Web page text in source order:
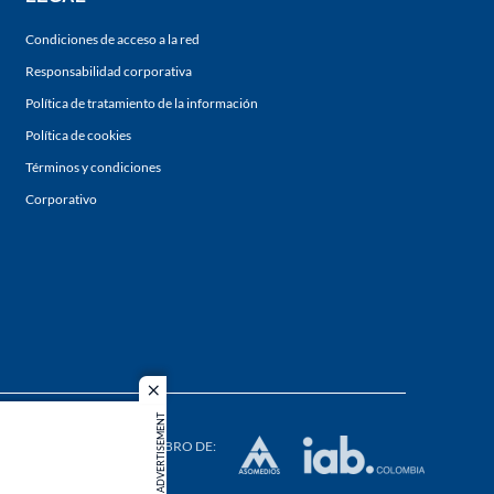
close
ADVERTISEMENT
Condiciones de acceso a la red
Responsabilidad corporativa
Política de tratamiento de la información
Política de cookies
Términos y condiciones
Corporativo
in
MIEMBRO DE: